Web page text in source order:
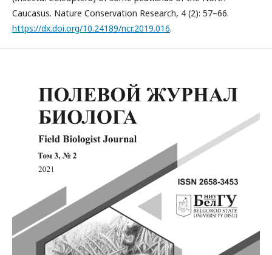
Caucasus. Nature Conservation Research, 4 (2): 57–66.
https://dx.doi.org/10.24189/ncr.2019.016.